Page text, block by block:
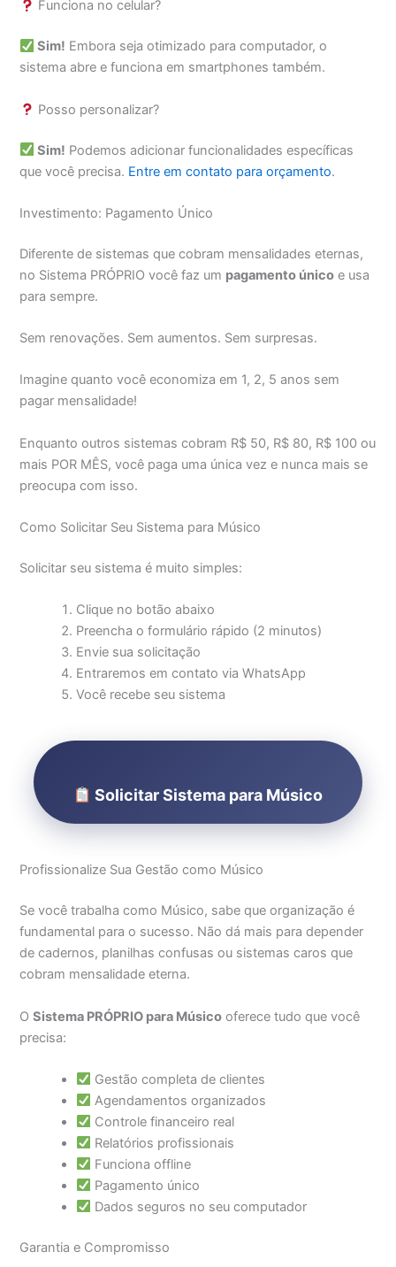
Funciona no celular?
Sim! Embora seja otimizado para computador, o
sistema abre e funciona em smartphones também.
Posso personalizar?
Sim! Podemos adicionar funcionalidades específicas
que você precisa. Entre em contato para orçamento.
Investimento: Pagamento Único
Diferente de sistemas que cobram mensalidades eternas,
no Sistema PRÓPRIO você faz um pagamento único e usa
para sempre.
Sem renovações. Sem aumentos. Sem surpresas.
Imagine quanto você economiza em 1, 2, 5 anos sem
pagar mensalidade!
Enquanto outros sistemas cobram R$ 50, R$ 80, R$ 100 ou
mais POR MÊS, você paga uma única vez e nunca mais se
preocupa com isso.
Como Solicitar Seu Sistema para Músico
Solicitar seu sistema é muito simples:
Clique no botão abaixo
Preencha o formulário rápido (2 minutos)
Envie sua solicitação
Entraremos em contato via WhatsApp
Você recebe seu sistema
Solicitar Sistema para Músico
Profissionalize Sua Gestão como Músico
Se você trabalha como Músico, sabe que organização é
fundamental para o sucesso. Não dá mais para depender
de cadernos, planilhas confusas ou sistemas caros que
cobram mensalidade eterna.
OSistema PRÓPRIO para Músico oferece tudo que você
precisa:
Gestão completa de clientes
Agendamentos organizados
Controle financeiro real
Relatórios profissionais
Funciona offline
Pagamento único
Dados seguros no seu computador
Garantia e Compromisso